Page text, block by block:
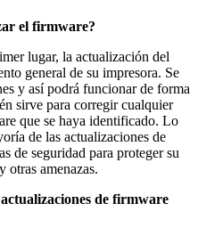
el firmware?
lugar, la actualización del
general de su impresora. Se
y así podrá funcionar de forma
sirve para corregir cualquier
que se haya identificado. Lo
de las actualizaciones de
de seguridad para proteger su
otras amenazas.
de firmware